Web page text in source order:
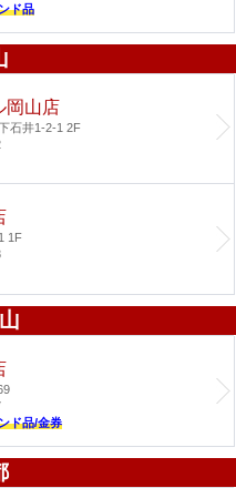
ド品
岡山店
石井1-2-1 2F
1F
ド品/金券